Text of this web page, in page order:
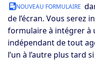
NOUVEAU FORMULAIRE
de l’écran. Vous serez
formulaire à intégrer à
indépendant de tout
l’un à l’autre plus tard